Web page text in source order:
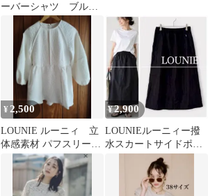
ーバーシャツ ブルー
¥2,500
LOUNIE ルーニィ 立
体感素材 パフスリーブ
ブラウス オフホワイト
¥2,900
LOUNIEルーニィー撥
水スカートサイドポケ
ット撥水ブラックスカ